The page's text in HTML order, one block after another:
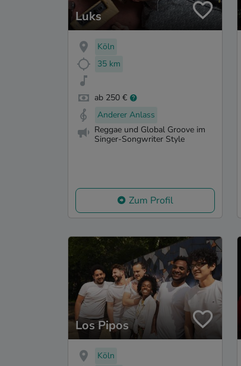
Luks
Köln
35 km
ab 250 €
Anderer Anlass
Reggae und Global Groove im
Singer-Songwriter Style
Zum Profil
Los Pipos
Köln